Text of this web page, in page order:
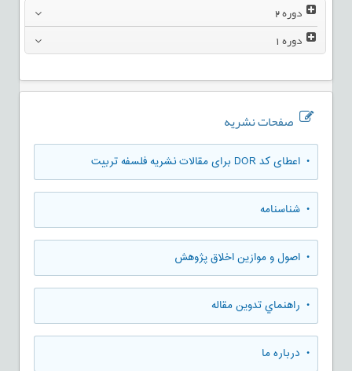
دوره2
دوره1
صفحات نشریه
• اعطای کد DOR برای مقالات نشریه فلسفه تربیت
• شناسنامه
• اصول و موازین اخلاق پژوهش
• راهنماي تدوين مقاله
• درباره ما